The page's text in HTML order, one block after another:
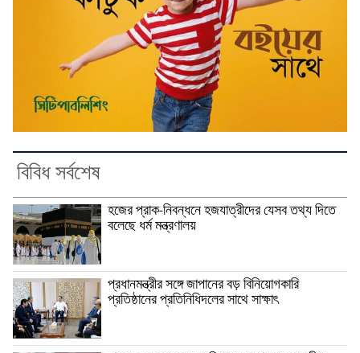
বিবিধ সর্বশেষ
হজের প্রাক-নিবন্ধনে হজযাত্রীদের যেসব তথ্য দিতে
বলেছে ধর্ম মন্ত্রণালয়
প্রধানমন্ত্রীর সঙ্গে জাপানের বড় বিনিয়োগকারি
প্রতিষ্ঠানের প্রতিনিধিদলের সাথে সাক্ষাৎ